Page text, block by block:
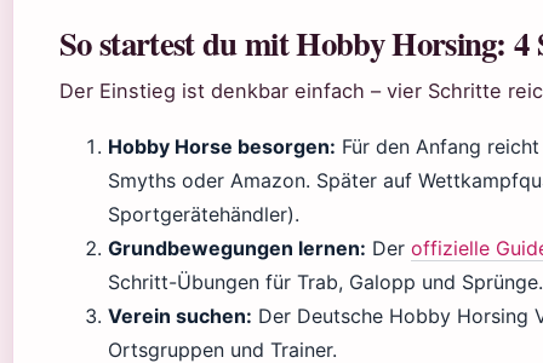
So startest du mit Hobby Horsing: 4
Der Einstieg ist denkbar einfach – vier Schritte
Hobby Horse besorgen: Für den Anfang
Smyths oder Amazon. Später auf
Sportgerätehändler).
Grundbewegungen lernen: Der offizielle
Schritt-Übungen für Trab, Galopp und Sprünge.
Verein suchen: Der Deutsche Hobby Horsing
Ortsgruppen und Trainer.